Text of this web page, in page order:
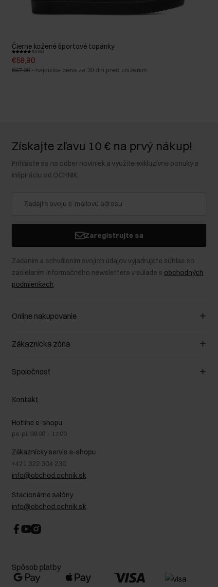
Čierne kožené športové topánky
5.0 (42)
€59,90
€87,90 - najnižšia cena za 30 dní pred znížením
Získajte zľavu 10 € na prvý nákup!
Prihláste sa na odber noviniek a využite exkluzívne ponuky a
inšpiráciu od OCHNIK.
Zaregistrujte sa
Zadaním a schválením svojich údajov vyjadrujete súhlas so
zasielaním informačného newslettera v súlade s obchodných
podmienkach
Online nakupovanie
Spravovať súbory cookie
Spôsob platby
Vrátenie
Zákaznícka zóna
Zákazníky klub
Pravidlá propagácie
Starostlivosť o kožu
Bezpečné nakupovanie
Blog
Najčastejšie kladené otázky (FAQ)
Spoločnosť
GDPR - Zásady ochrany osobných údajov
Právne informácie
Kontakt
Hotline e-shopu
po-pi: 09:00 – 17:00
Zákaznícky servis e-shopu
+421 322 304 230
info@obchod.ochnik.sk
Stacionárne salóny
info@obchod.ochnik.sk
Spôsob platby